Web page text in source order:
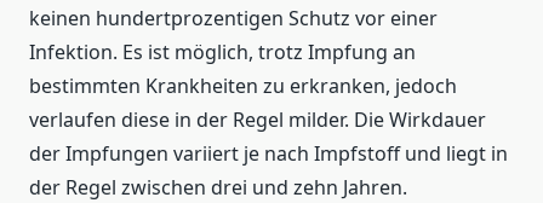
keinen hundertprozentigen Schutz vor einer
Infektion. Es ist möglich, trotz Impfung an
bestimmten Krankheiten zu erkranken, jedoch
verlaufen diese in der Regel milder. Die Wirkdauer
der Impfungen variiert je nach Impfstoff und liegt in
der Regel zwischen drei und zehn Jahren.